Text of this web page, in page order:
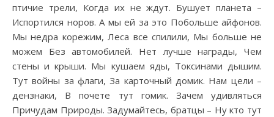
птичие трели, Когда их не ждут. Бушует планета –
Испортился норов. А мы ей за это Побольше айфонов.
Мы недра корежим, Леса все спилили, Мы больше не
можем Без автомобилей. Нет лучше награды, Чем
стены и крыши. Мы кушаем яды, Токсинами дышим.
Тут войны за флаги, За карточный домик. Нам цели –
дензнаки, В почете тут гомик. Зачем удивляться
Причудам Природы. Задумайтесь, братцы – Ну кто тут